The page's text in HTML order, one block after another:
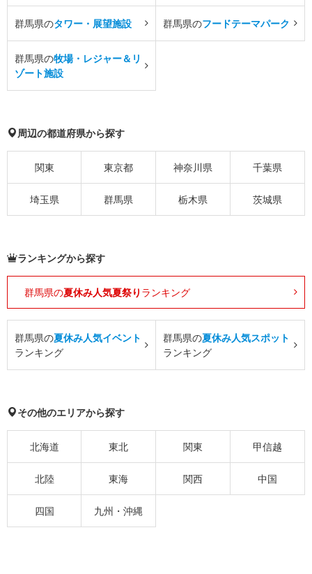
群馬県のタワー・展望施設 群馬県のフードテーマパーク
群馬県の牧場・レジャー＆リ
ゾート施設
周辺の都道府県から探す
関東 東京都 神奈川県 千葉県
埼玉県 群馬県 栃木県 茨城県
ランキングから探す
群馬県の夏休み人気夏祭り ランキング
群馬県の夏休み人気イベント
ランキング
群馬県の夏休み人気スポット
ランキング
その他のエリアから探す
北海道 東北 関東 甲信越
北陸 東海 関西 中国
四国 九州・沖縄